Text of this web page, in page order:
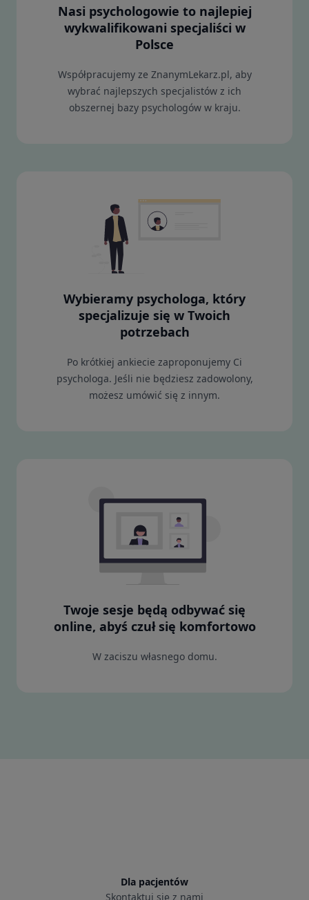
Nasi psychologowie to najlepiej
wykwalifikowani specjaliści w
Polsce
Współpracujemy ze ZnanymLekarz.pl, aby
wybrać najlepszych specjalistów z ich
obszernej bazy psychologów w kraju.
Wybieramy psychologa, który
specjalizuje się w Twoich
potrzebach
Po krótkiej ankiecie zaproponujemy Ci
psychologa. Jeśli nie będziesz zadowolony,
możesz umówić się z innym.
Twoje sesje będą odbywać się
online, abyś czuł się komfortowo
W zaciszu własnego domu.
Dla pacjentów
Skontaktuj się z nami